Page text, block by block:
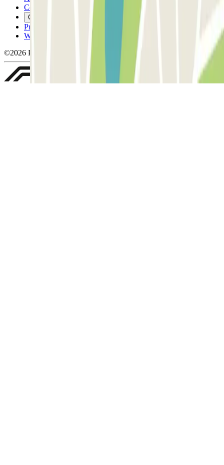
Cookiebeleid
Cookies beheren
Privacybeleid
Whistleblowing
©2026 Parclick. All rights reserved